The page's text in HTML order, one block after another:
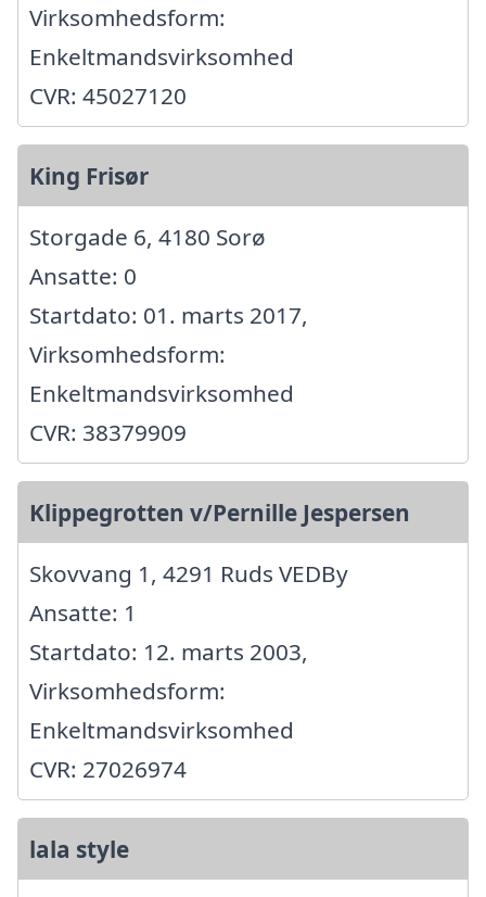
Virksomhedsform:
Enkeltmandsvirksomhed
CVR: 45027120
King Frisør
Storgade 6, 4180 Sorø
Ansatte: 0
Startdato: 01. marts 2017,
Virksomhedsform:
Enkeltmandsvirksomhed
CVR: 38379909
Klippegrotten v/Pernille Jespersen
Skovvang 1, 4291 Ruds VEDBy
Ansatte: 1
Startdato: 12. marts 2003,
Virksomhedsform:
Enkeltmandsvirksomhed
CVR: 27026974
lala style